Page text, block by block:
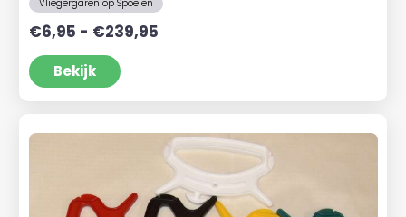
Vliegergaren op Spoelen
€6,95 - €239,95Prijsklasse:
Bekijk